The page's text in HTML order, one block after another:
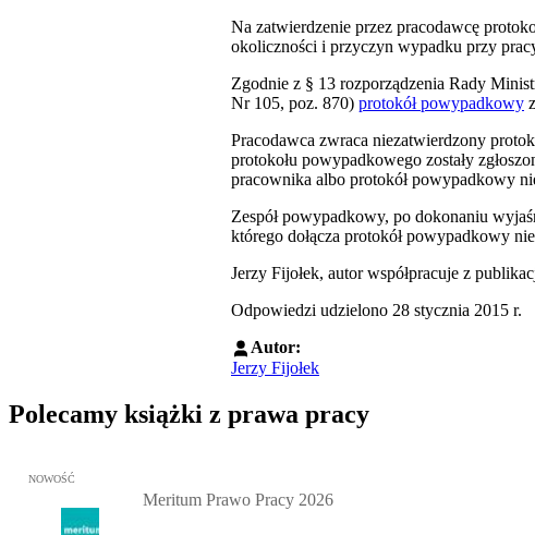
Na zatwierdzenie przez pracodawcę
okoliczności i przyczyn wypadku przy
Zgodnie z § 13 rozporządzenia Rady
Nr 105, poz. 870) protokół powypadkowy
Pracodawca zwraca niezatwierdzony
protokołu powypadkowego zostały
pracownika albo protokół powypadkowy
Zespół powypadkowy, po dokonaniu
którego dołącza protokół powypadkowy
Jerzy Fijołek, autor współpracuje z
Odpowiedzi udzielono 28 stycznia 2015 r.
Autor:
Jerzy Fijołek
Polecamy książki z prawa pracy
Przejdź do: Meritum Prawo Pracy 2026, Kazimierz Jaśkowski - otwiera
NOWOŚĆ
Meritum Prawo Pracy 2026